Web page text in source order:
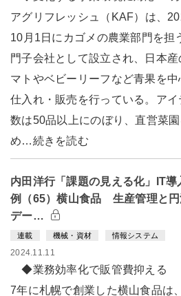
アグリフレッシュ（KAF）は、
10月1日にカゴメの農業部門を担
門子会社として設立され、日本産
マトやベビーリーフなど青果を中
仕入れ・販売を行っている。アイ
数は50品以上にのぼり、直営菜
め…続きを読む
内田洋行「課題の見える化」IT導
例（65）横山食品 生産管理と
デー…
連載 機械・資材 情報システム
2024.11.11
◆業務効率化で販管費抑える
7年に札幌で創業した横山食品は